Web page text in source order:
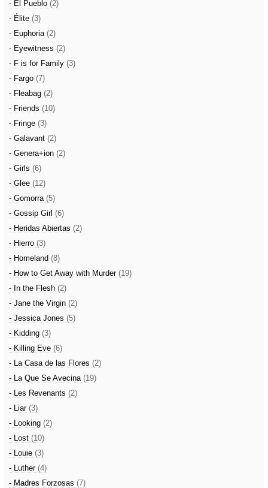
- El Pueblo (2)
- Élite (3)
- Euphoria (2)
- Eyewitness (2)
- F is for Family (3)
- Fargo (7)
- Fleabag (2)
- Friends (10)
- Fringe (3)
- Galavant (2)
- Genera+ion (2)
- Girls (6)
- Glee (12)
- Gomorra (5)
- Gossip Girl (6)
- Heridas Abiertas (2)
- Hierro (3)
- Homeland (8)
- How to Get Away with Murder (19)
- In the Flesh (2)
- Jane the Virgin (2)
- Jessica Jones (5)
- Kidding (3)
- Killing Eve (6)
- La Casa de las Flores (2)
- La Que Se Avecina (19)
- Les Revenants (2)
- Liar (3)
- Looking (2)
- Lost (10)
- Louie (3)
- Luther (4)
- Madres Forzosas (7)